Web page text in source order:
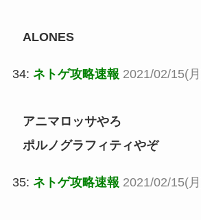
ALONES
34: ネトゲ攻略速報 2021/02/15(
アニマロッサやろ
ポルノグラフィティやぞ
35: ネトゲ攻略速報 2021/02/15(